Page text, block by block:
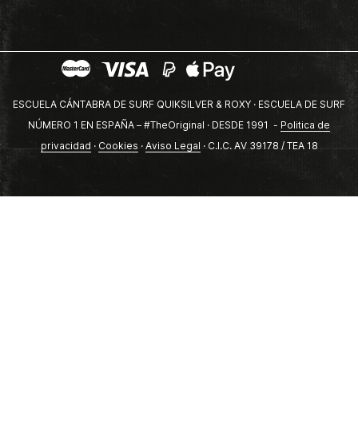
ESCUELA CÁNTABRA DE SURF QUIKSILVER & ROXY · ESCUELA DE SURF
NÚMERO 1 EN ESPAÑA – #TheOriginal · DESDE 1991 - Politica de
privacidad · Cookies · Aviso Legal · C.I.C. AV 39178 / TEA 18